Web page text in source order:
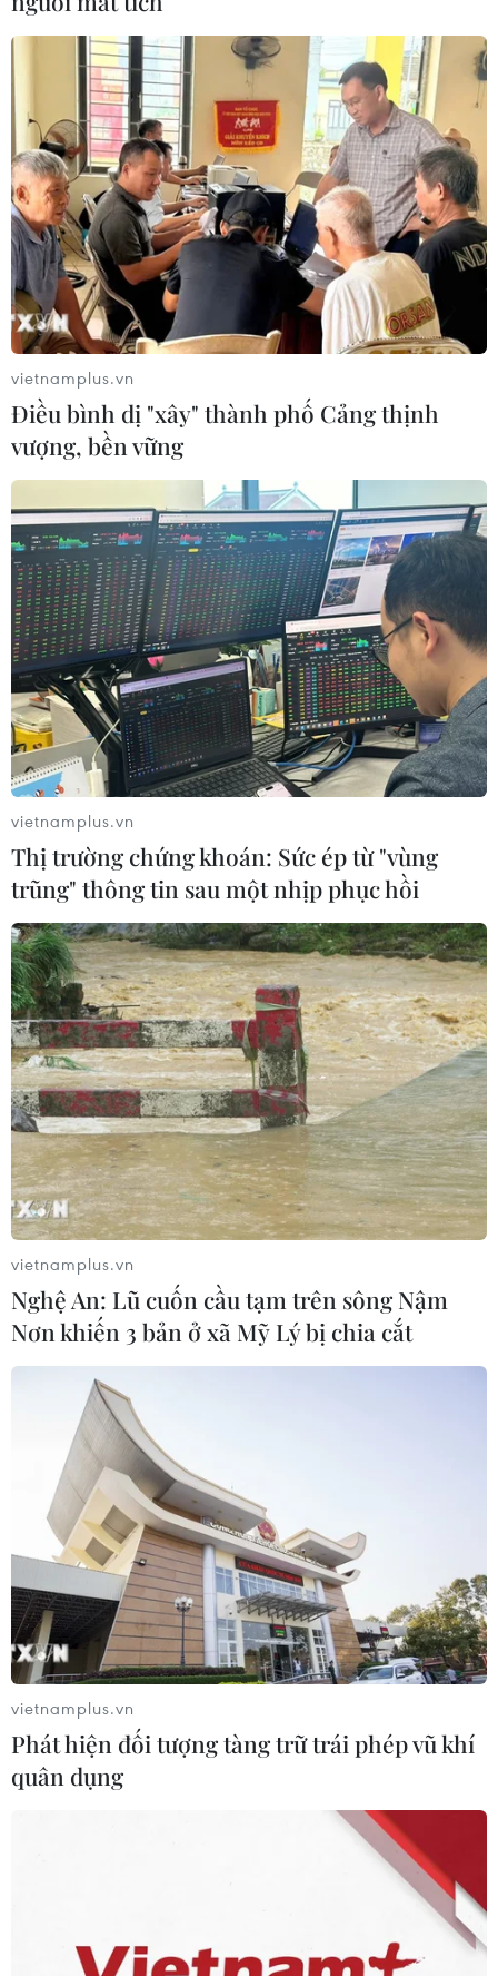
vietnamplus.vn
Điều bình dị "xây" thành phố Cảng thịnh
vượng, bền vững
vietnamplus.vn
Thị trường chứng khoán: Sức ép từ "vùng
trũng" thông tin sau một nhịp phục hồi
vietnamplus.vn
Nghệ An: Lũ cuốn cầu tạm trên sông Nậm
Nơn khiến 3 bản ở xã Mỹ Lý bị chia cắt
vietnamplus.vn
Phát hiện đối tượng tàng trữ trái phép vũ khí
quân dụng